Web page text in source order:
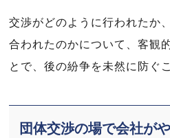
交渉がどのように行われたか
合われたのかについて、客観
とで、後の紛争を未然に防ぐ
団体交渉の場で会社が